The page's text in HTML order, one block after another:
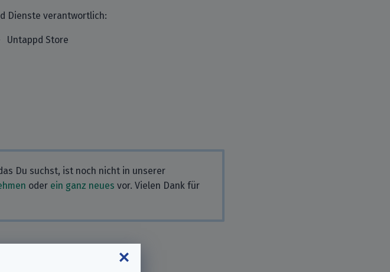
Dienste verantwortlich:
Untappd Store
Du suchst, ist noch nicht in unserer
oder ein ganz neues vor. Vielen Dank für